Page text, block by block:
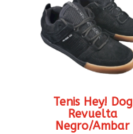
Tenis Hey! Dog
Revuelta
Negro/Ambar